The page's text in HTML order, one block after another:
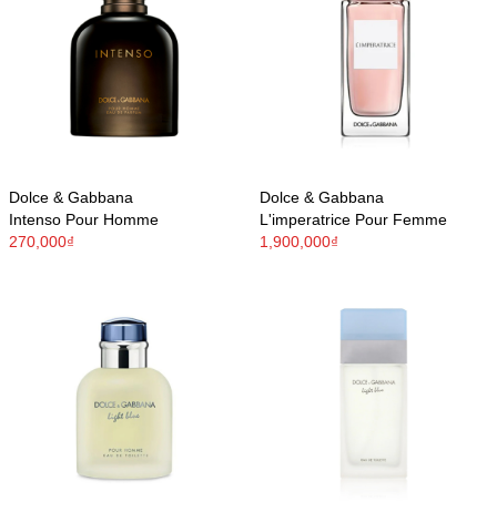
Dolce & Gabbana
Intenso Pour Homme
270,000₫
Dolce & Gabbana
L'imperatrice Pour Femme
1,900,000₫